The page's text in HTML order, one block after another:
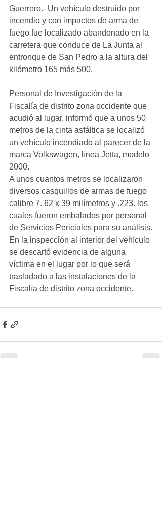
Guerrero.- Un vehículo destruido por
incendio y con impactos de arma de
fuego fue localizado abandonado en la
carretera que conduce de La Junta al
entronque de San Pedro a la altura del
kilómetro 165 más 500.
Personal de Investigación de la
Fiscalía de distrito zona occidente que
acudió al lugar, informó que a unos 50
metros de la cinta asfáltica se localizó
un vehículo incendiado al parecer de la
marca Volkswagen, línea Jetta, modelo
2000.
A unos cuantos metros se localizaron
diversos casquillos de armas de fuego
calibre 7. 62 x 39 milímetros y .223. los
cuales fueron embalados por personal
de Servicios Periciales para su análisis.
En la inspección al interior del vehículo
se descartó evidencia de alguna
víctima en el lugar por lo que será
trasladado a las instalaciones de la
Fiscalía de distrito zona occidente.